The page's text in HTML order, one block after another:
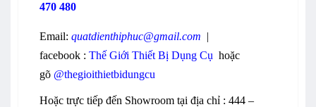
470 480
Email: quatdienthiphuc@gmail.com |
facebook : Thế Giới Thiết Bị Dụng Cụ hoặc
gõ @thegioithietbidungcu
Hoặc trực tiếp đến Showroom tại địa chỉ : 444 –